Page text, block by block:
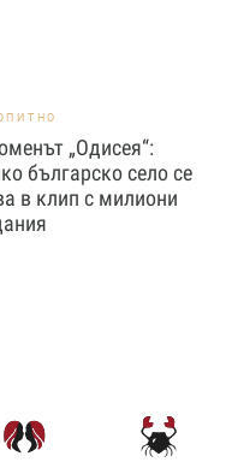
„Одисея“:
българско село се
в клип с милиони